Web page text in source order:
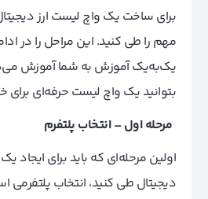
برای ساخت یک واچ لیست ارز
مهم را طی کنید. این مراحل را در
یک‌به‌یک آموزش به شما آموزش
بتوانید یک واچ لیست حرفه‌ای برای
مرحله اول – انتخاب پلتفرم
اولین مرحله‌ای که باید برای ایجاد
دیجیتال طی کنید، انتخاب پلتفرمی